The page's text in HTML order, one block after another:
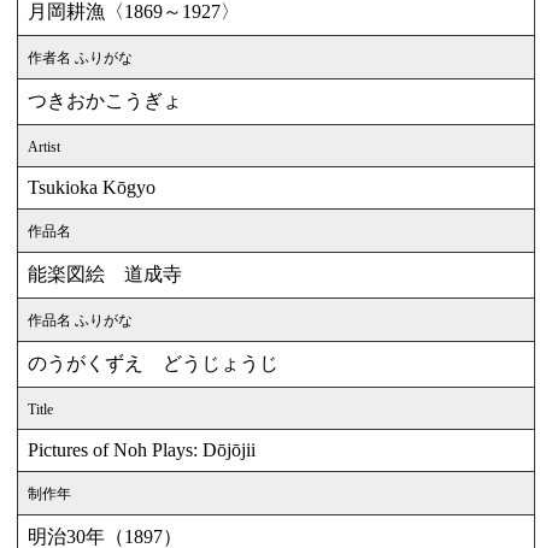
月岡耕漁〈1869～1927〉
作者名 ふりがな
つきおかこうぎょ
Artist
Tsukioka Kōgyo
作品名
能楽図絵 道成寺
作品名 ふりがな
のうがくずえ どうじょうじ
Title
Pictures of Noh Plays: Dōjōjii
制作年
明治30年（1897）